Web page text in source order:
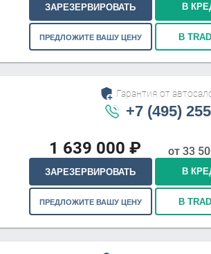
ЗАРЕЗЕРВИРОВАТЬ В
ПРЕДЛОЖИТЕ ВАШУ ЦЕНУ В
Гарантия от
+7 (495)
1 639 000 ₽ от 33
ЗАРЕЗЕРВИРОВАТЬ В
ПРЕДЛОЖИТЕ ВАШУ ЦЕНУ В